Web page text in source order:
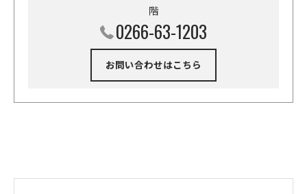
階
0266-63-1203
お問い合わせはこちら